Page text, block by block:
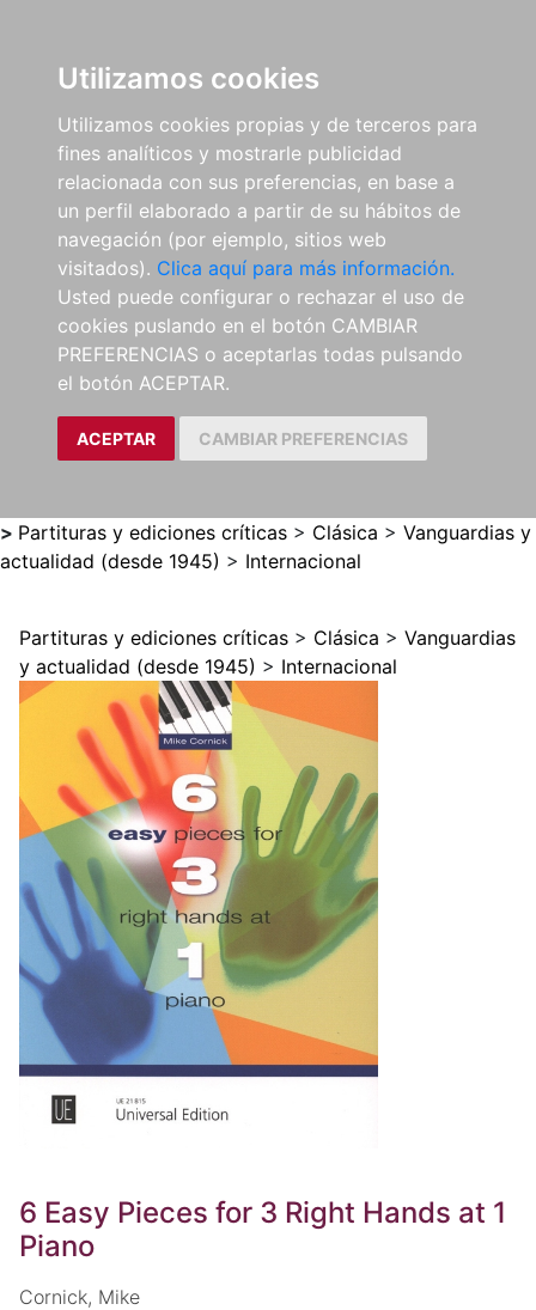
Utilizamos cookies
Utilizamos cookies propias y de terceros para
fines analíticos y mostrarle publicidad
relacionada con sus preferencias, en base a
un perfil elaborado a partir de su hábitos de
navegación (por ejemplo, sitios web
visitados). Clica aquí para más información.
Usted puede configurar o rechazar el uso de
cookies puslando en el botón CAMBIAR
PREFERENCIAS o aceptarlas todas pulsando
el botón ACEPTAR.
ACEPTAR CAMBIAR PREFERENCIAS
> Partituras y ediciones críticas > Clásica > Vanguardias y
actualidad (desde 1945) > Internacional
Partituras y ediciones críticas > Clásica > Vanguardias
y actualidad (desde 1945) > Internacional
6 Easy Pieces for 3 Right Hands at 1
Piano
Cornick, Mike